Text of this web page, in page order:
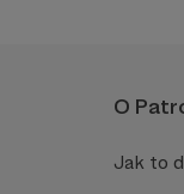
O
Jak to